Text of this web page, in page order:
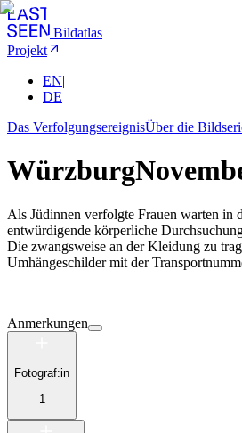
Bildatlas
Projekt
EN|
DE
Das VerfolgungsereignisÜber die
Würzburg
Als Jüdinnen verfolgte Frauen warten in
entwürdigende körperliche
Die zwangsweise an der Kleidung zu
Umhängeschilder mit der
Anmerkungen
Fotograf:in
1